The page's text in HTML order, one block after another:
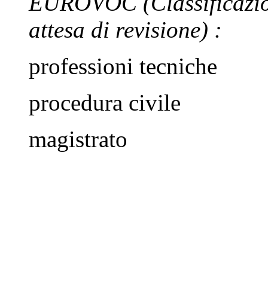
attesa di revisione) :
professioni tecniche
procedura civile
magistrato